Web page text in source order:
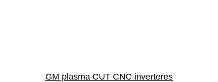
GM plasma CUT CNC inverteres